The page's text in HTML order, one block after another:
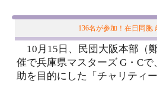
136名が参加！在日同胞
10月15日、民団大阪本部（
催で兵庫県マスターズ G・C
助を目的にした「チャリティ